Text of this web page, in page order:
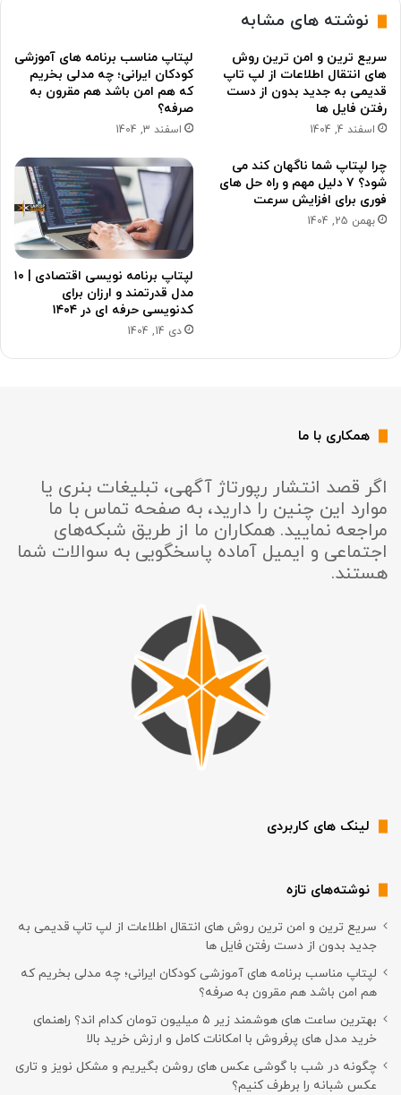
نوشته های مشابه
سریع ترین و امن ترین روش
های انتقال اطلاعات از لپ تاپ
قدیمی به جدید بدون از دست
رفتن فایل ها
اسفند 4, 1404
لپتاپ مناسب برنامه های آموزشی
کودکان ایرانی؛ چه مدلی بخریم
که هم امن باشد هم مقرون به
صرفه؟
اسفند 3, 1404
چرا لپتاپ شما ناگهان کند می
شود؟ ۷ دلیل مهم و راه حل های
فوری برای افزایش سرعت
بهمن 25, 1404
لپتاپ برنامه نویسی اقتصادی | ۱۰
مدل قدرتمند و ارزان برای
کدنویسی حرفه ای در ۱۴۰۴
دی 14, 1404
همکاری با ما
اگر قصد انتشار رپورتاژ آگهی، تبلیغات بنری یا
موارد این چنین را دارید، به صفحه تماس با ما
مراجعه نمایید. همکاران ما از طریق شبکه‌های
اجتماعی و ایمیل آماده پاسخگویی به سوالات شما
هستند.
لینک های کاربردی
نوشته‌های تازه
سریع ترین و امن ترین روش های انتقال اطلاعات از لپ تاپ قدیمی به
جدید بدون از دست رفتن فایل ها
لپتاپ مناسب برنامه های آموزشی کودکان ایرانی؛ چه مدلی بخریم که
هم امن باشد هم مقرون به صرفه؟
بهترین ساعت های هوشمند زیر ۵ میلیون تومان کدام اند؟ راهنمای
خرید مدل های پرفروش با امکانات کامل و ارزش خرید بالا
چگونه در شب با گوشی عکس های روشن بگیریم و مشکل نویز و تاری
عکس شبانه را برطرف کنیم؟